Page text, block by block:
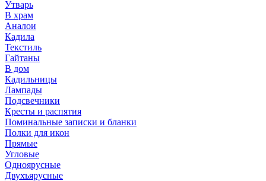
Утварь
В храм
Аналои
Кадила
Текстиль
Гайтаны
В дом
Кадильницы
Лампады
Подсвечники
Кресты и распятия
Поминальные записки и бланки
Полки для икон
Прямые
Угловые
Одноярусные
Двухъярусные